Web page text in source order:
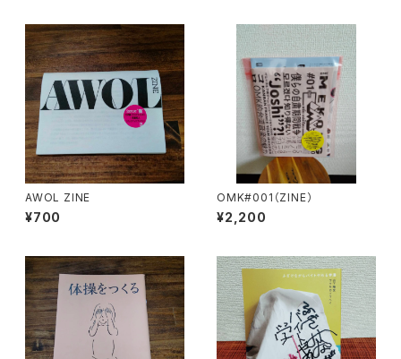
AWOL ZINE
¥700
OMK#001（ZINE）
¥2,200